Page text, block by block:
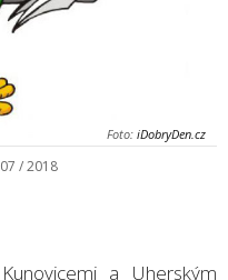
Foto: iDobryDen.cz
/ 2018
a Uherským